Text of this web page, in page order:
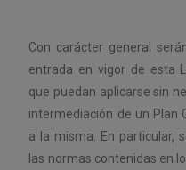
Con carácter general
entrada en vigor de esta
que puedan aplicarse sin
intermediación de un Plan
a la misma. En particular,
las normas contenidas en